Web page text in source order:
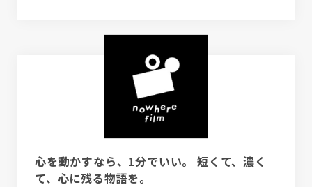
心を動かすなら、1分でいい。 短くて、濃く
て、心に残る物語を。